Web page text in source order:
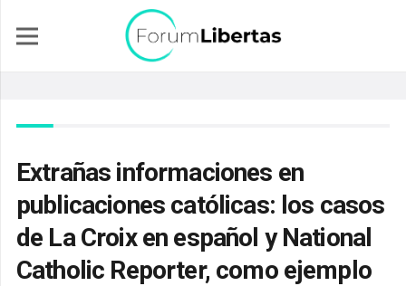
Extrañas informaciones en
publicaciones católicas: los casos
de La Croix en español y National
Catholic Reporter, como ejemplo